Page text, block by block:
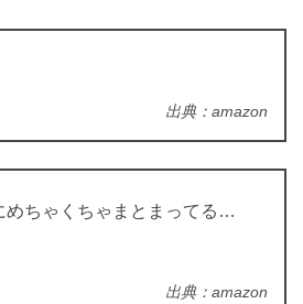
出典：amazon
めちゃくちゃまとまってる…
出典：amazon